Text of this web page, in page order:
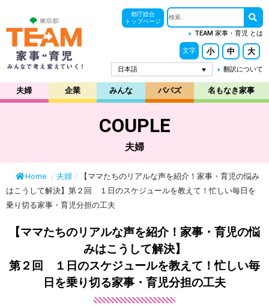
都庁総合
トップページ
TEAM 家事・育児 とは
文字 小 中 大
日本語 翻訳について
夫婦 企業 みんな パパズ 名もなき家事
COUPLE
夫婦
Home / 夫婦 /
【ママたちのリアルな声を紹介！家事・育児の悩み
はこうして解決】第２回 １日のスケジュールを教えて！忙しい毎日を
乗り切る家事・育児分担の工夫
【ママたちのリアルな声を紹介！家事・育児の悩
みはこうして解決】
第２回 １日のスケジュールを教えて！忙しい毎
日を乗り切る家事・育児分担の工夫